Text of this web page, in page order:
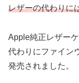
レザーの代わりに
Apple純正レザー
代わりにファイン
発売されました。